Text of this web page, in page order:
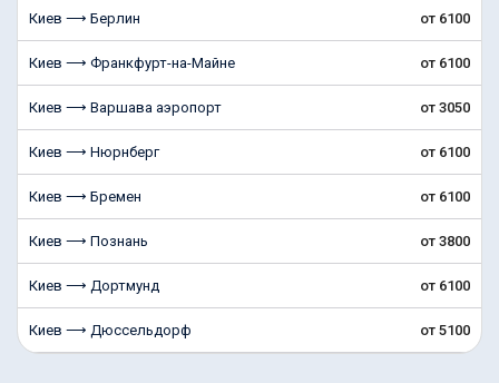
Киев ⟶ Берлин от 6100
Киев ⟶ Франкфурт-на-Майне от 6100
Киев ⟶ Варшава аэропорт от 3050
Киев ⟶ Нюрнберг от 6100
Киев ⟶ Бремен от 6100
Киев ⟶ Познань от 3800
Киев ⟶ Дортмунд от 6100
Киев ⟶ Дюссельдорф от 5100